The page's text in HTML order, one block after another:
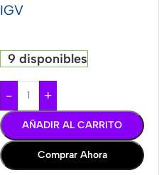
IGV
9 disponibles
- +
AÑADIR AL CARRITO
Comprar Ahora